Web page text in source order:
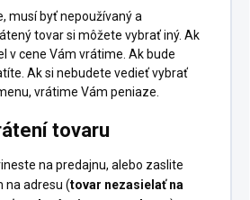
musí byť nepoužívaný a
tovar si môžete vybrať iný. Ak
v cene Vám vrátime. Ak bude
Ak si nebudete vedieť vybrať
vrátime Vám peniaze.
tovaru
na predajnu, alebo zaslite
na adresu (tovar nezasielať na